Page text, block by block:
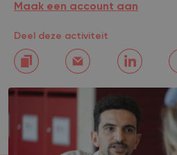
Maak een account aan
Deel deze activiteit